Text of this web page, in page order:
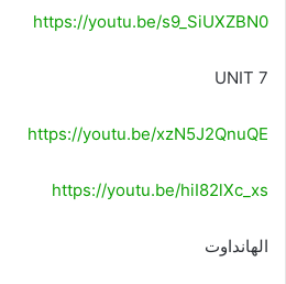
https://youtu.be/s9_SiUXZBN0
UNIT 7
https://youtu.be/xzN5J2QnuQE
https://youtu.be/hiI82lXc_xs
الهانداوت